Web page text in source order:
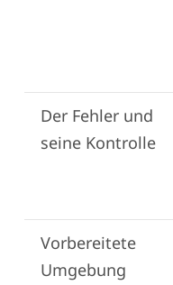
Der Fehler und
seine Kontrolle
Vorbereitete
Umgebung